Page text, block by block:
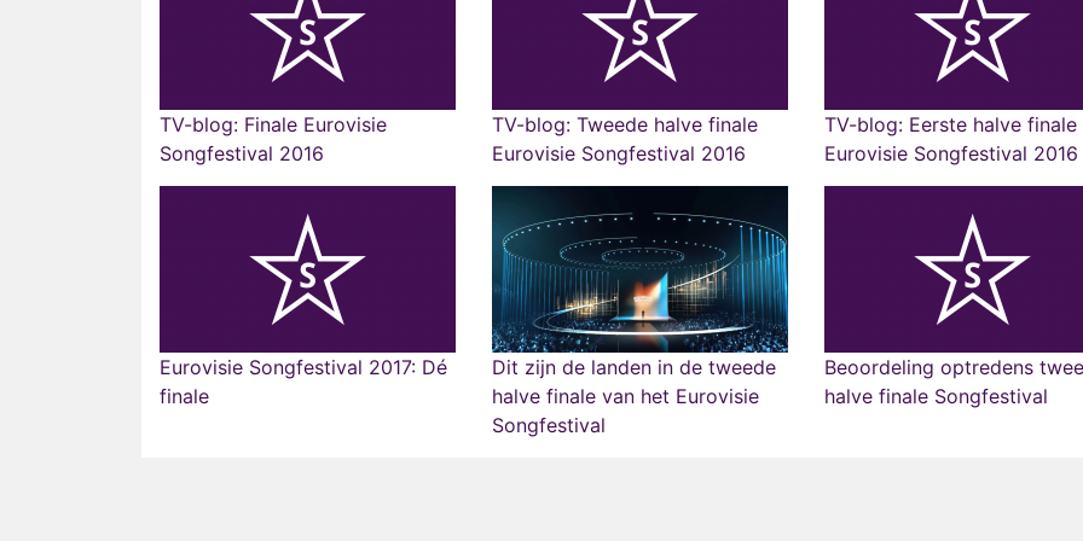
TV-blog: Finale Eurovisie
Songfestival 2016
TV-blog: Tweede halve finale
Eurovisie Songfestival 2016
TV-blog: Eerste halve finale
Eurovisie Songfestival 2016
Eurovisie Songfestival 2017: Dé
finale
Dit zijn de landen in de tweede
halve finale van het Eurovisie
Songfestival
Beoordeling optredens
halve finale Songfestival